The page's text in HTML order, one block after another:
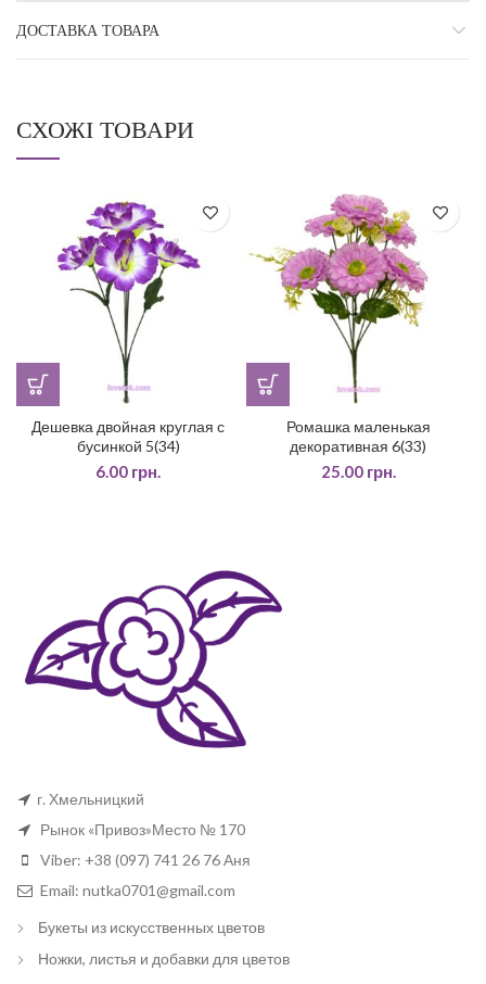
ДОСТАВКА ТОВАРА
СХОЖІ ТОВАРИ
Дешевка двойная круглая с
бусинкой 5(34)
6.00 грн.
Ромашка маленькая
декоративная 6(33)
25.00 грн.
г. Хмельницкий
Рынок «Привоз»Место № 170
Viber: +38 (097) 741 26 76 Аня
Email: nutka0701@gmail.com
Букеты из искусственных цветов
Ножки, листья и добавки для цветов